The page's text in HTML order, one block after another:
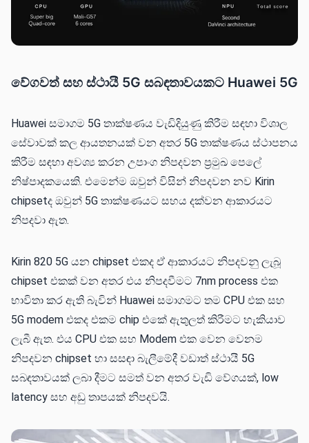
වේගවත් සහ ස්ථායී 5G සබඳතාවයකට Huawei 5G
Huawei සමාගම 5G තාක්ෂණය වැඩිදියුණු කිරීම සඳහා විශාල
සේවාවක් කල ආයතනයක් වන අතර 5G තාක්ෂණය ස්ථාපනය
කිරීම සඳහා අවශ්‍ය කරන උපාංග නිපදවන ප්‍රමුඛ පෙලේ
නිෂ්පාදකයෙකි. එමෙන්ම ඔවුන් විසින් නිපදවන නව Kirin
chipsetද ඔවුන් 5G තාක්ෂණයට සහය දක්වන ආකාරයට
නිපදවා ඇත.
Kirin 820 5G යන chipset එකද ඒ ආකාරයට නිපදවනු ලැබූ
chipset එකක් වන අතර එ‍ය නිපදවීමට 7nm process එක
භාවිතා කර ඇති බැවින් Huawei සමාගමට තම CPU එක සහ
5G modem එකද එකම chip එකේ ඇතුලත් කිරීමට හැකියාව
ලැබී ඇත. එය CPU එක සහ Modem එක වෙන වෙනම
නිපදවන chipset හා සසඳා බැලීමේදී වඩාත් ස්ථායී 5G
සබඳතාවයක් ලබා දීමට සමත් වන අතර වැඩි වේගයක්, low
latency සහ අඩු තාපයක් නිපදවයි.